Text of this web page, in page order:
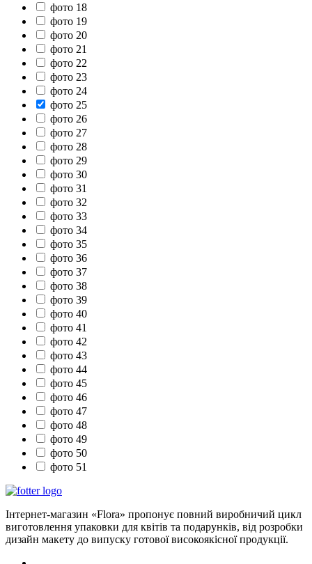
фото 18
фото 19
фото 20
фото 21
фото 22
фото 23
фото 24
фото 25
фото 26
фото 27
фото 28
фото 29
фото 30
фото 31
фото 32
фото 33
фото 34
фото 35
фото 36
фото 37
фото 38
фото 39
фото 40
фото 41
фото 42
фото 43
фото 44
фото 45
фото 46
фото 47
фото 48
фото 49
фото 50
фото 51
Інтернет-магазин «Flora» пропонує повний виробничий цикл
виготовлення упаковки для квітів та подарунків, від розробки
дизайн макету до випуску готової високоякісної продукції.